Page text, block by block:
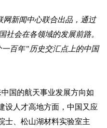
网新闻中心联合出品，通过
社会在各领域的发展前路。
百年”历史交汇点上的中国
国的航天事业发展方向如
设人才高地方面，中国又应
士、松山湖材料实验室主